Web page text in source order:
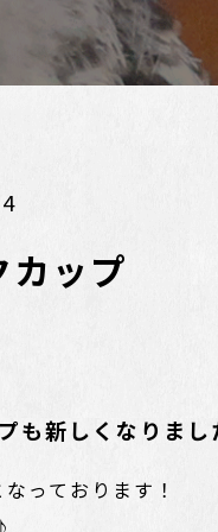
ップ
も新しくなりま
なっております！